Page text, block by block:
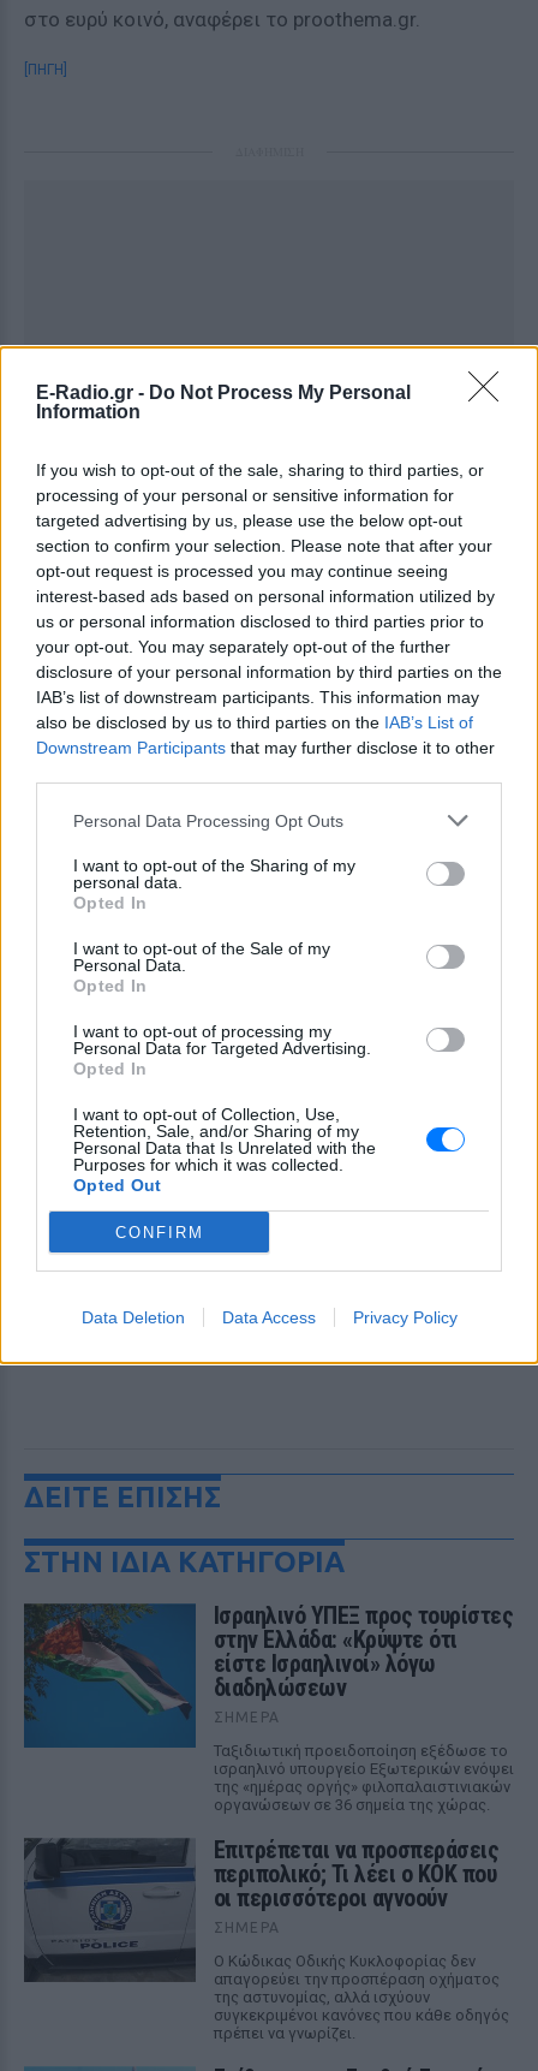
E-Radio.gr - Do Not Process My Personal
Information
If you wish to opt-out of the sale, sharing to third parties, or
processing of your personal or sensitive information for
targeted advertising by us, please use the below opt-out
section to confirm your selection. Please note that after your
opt-out request is processed you may continue seeing
interest-based ads based on personal information utilized by
us or personal information disclosed to third parties prior to
your opt-out. You may separately opt-out of the further
disclosure of your personal information by third parties on the
IAB’s list of downstream participants. This information may
also be disclosed by us to third parties on the IAB’s List of
Downstream Participants that may further disclose it to other
Personal Data Processing Opt Outs
I want to opt-out of the Sharing of my
personal data.
Opted In
I want to opt-out of the Sale of my
Personal Data.
Opted In
I want to opt-out of processing my
Personal Data for Targeted Advertising.
Opted In
I want to opt-out of Collection, Use,
Retention, Sale, and/or Sharing of my
Personal Data that Is Unrelated with the
Purposes for which it was collected.
Opted Out
CONFIRM
Data Deletion Data Access Privacy Policy
στο ευρύ κοινό, αναφέρει το proothema.gr.
[ΠΗΓΗ]
Ακολουθήστε το E-Radio.gr στοGoogle News
και μάθετε πρώτοι τα πιο hot νέα .
Για ακόμη περισσότερανέα, μπείτε στηνροή
ειδήσεωντου E-Daily.gr
Ακολουθήστε το E-Radio.gr και στο Instagram
ΔΕΙΤΕ ΕΠΙΣΗΣ
ΣΤΗΝ ΙΔΙΑ ΚΑΤΗΓΟΡΙΑ
Ισραηλινό ΥΠΕΞ προς τουρίστες
στην Ελλάδα: «Κρύψτε ότι
είστε Ισραηλινοί» λόγω
διαδηλώσεων
ΣΉΜΕΡΑ
Ταξιδιωτική προειδοποίηση εξέδωσε το
ισραηλινό υπουργείο Εξωτερικών ενόψει
της «ημέρας οργής» φιλοπαλαιστινιακών
οργανώσεων σε 36 σημεία της χώρας.
Επιτρέπεται να προσπεράσεις
περιπολικό; Τι λέει ο ΚΟΚ που
οι περισσότεροι αγνοούν
ΣΉΜΕΡΑ
Ο Κώδικας Οδικής Κυκλοφορίας δεν
απαγορεύει την προσπέραση οχήματος
της αστυνομίας, αλλά ισχύουν
συγκεκριμένοι κανόνες που κάθε οδηγός
πρέπει να γνωρίζει.